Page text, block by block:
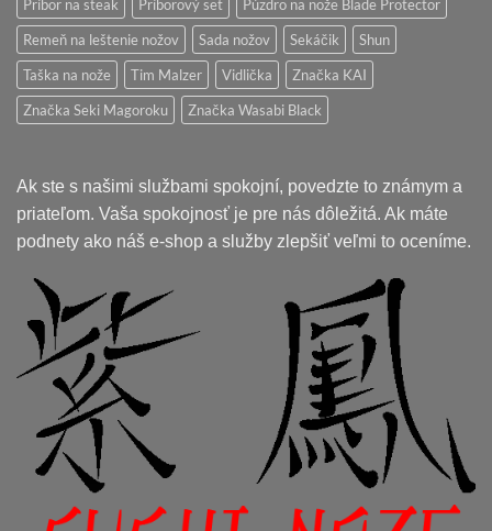
Príbor na steak
Príborový set
Púzdro na nože Blade Protector
Remeň na leštenie nožov
Sada nožov Sekáčik
Shun
Taška na nože
Tim Malzer Vidlička
Značka KAI
Značka Seki Magoroku
Značka Wasabi Black
Ak ste s našimi službami spokojní, povedzte to známym a
priateľom. Vaša spokojnosť je pre nás dôležitá. Ak máte
podnety ako náš e-shop a služby zlepšiť veľmi to oceníme.